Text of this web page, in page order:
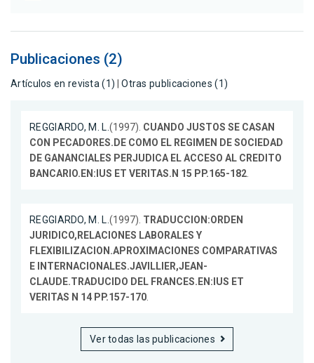
Publicaciones (2)
Artículos en revista (1) |Otras publicaciones (1)
REGGIARDO, M. L. (1997). CUANDO JUSTOS SE CASAN
CON PECADORES.DE COMO EL REGIMEN DE SOCIEDAD
DE GANANCIALES PERJUDICA EL ACCESO AL CREDITO
BANCARIO.EN:IUS ET VERITAS.N 15 PP.165-182
REGGIARDO, M. L. (1997). TRADUCCION:ORDEN
JURIDICO,RELACIONES LABORALES Y
FLEXIBILIZACION.APROXIMACIONES COMPARATIVAS
E INTERNACIONALES.JAVILLIER,JEAN-
CLAUDE.TRADUCIDO DEL FRANCES.EN:IUS ET
VERITAS N 14 PP.157-170
Ver todas las publicaciones